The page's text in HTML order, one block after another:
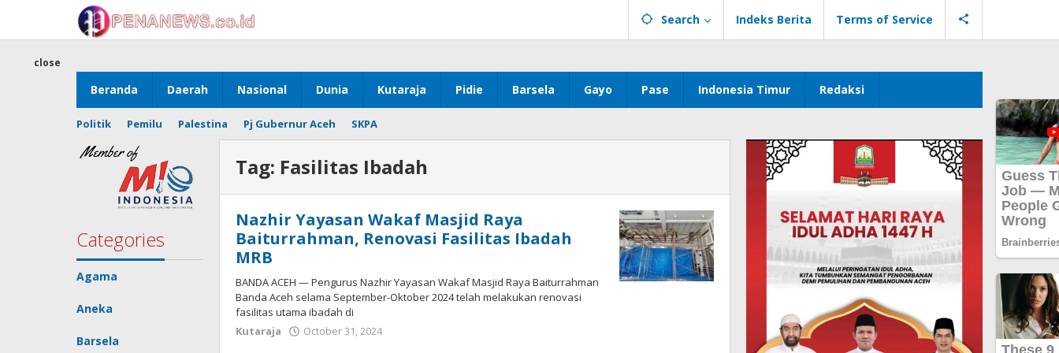
content
Search Indeks Berita Terms of Service
Beranda Daerah Nasional Dunia Kutaraja Pidie Barsela Gayo Pase Indonesia Timur Redaksi
Politik Pemilu Palestina Pj Gubernur Aceh SKPA
close
Categories
Agama
Aneka
Barsela
Tag: Fasilitas Ibadah
Nazhir Yayasan Wakaf Masjid Raya
Baiturrahman, Renovasi Fasilitas Ibadah
MRB
BANDA ACEH — Pengurus Nazhir Yayasan Wakaf Masjid Raya Baiturrahman
Banda Aceh selama September-Oktober 2024 telah melakukan renovasi
fasilitas utama ibadah di
Kutaraja
October 31, 2024